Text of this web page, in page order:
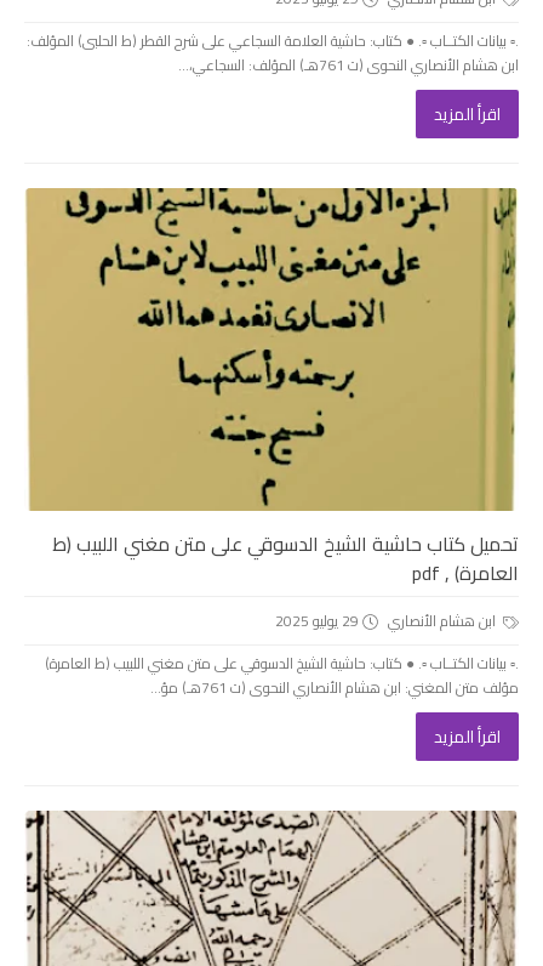
.▫️ بيانات الكتــاب ▫️. ● كتاب: حاشية العلامة السجاعي على شرح القطر (ط الحلبى) المؤلف:
ابن هشام الأنصاري النحوى (ت 761هـ) المؤلف: السجاعي،...
اقرأ المزيد
تحميل كتاب حاشية الشيخ الدسوقي على متن مغني اللبيب (ط
العامرة) , pdf
ابن هشام الأنصاري
29 يوليو 2025
.▫️ بيانات الكتــاب ▫️. ● كتاب: حاشية الشيخ الدسوقي على متن مغني اللبيب (ط العامرة)
مؤلف متن المغني: ابن هشام الأنصاري النحوى (ت 761هـ) مؤ...
اقرأ المزيد